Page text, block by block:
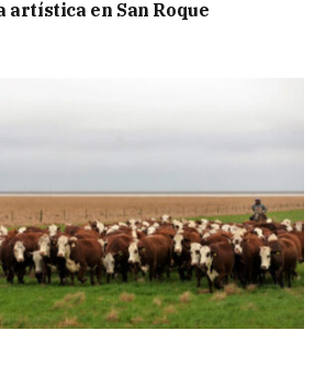
artística en San Roque